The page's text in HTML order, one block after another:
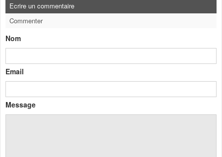
Ecrire un commentaire
Commenter
Nom
Email
Message